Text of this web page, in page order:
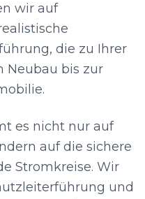
wir auf
die zu Ihrer
Neubau bis zur
es nicht nur auf
auf die sichere
Stromkreise. Wir
und